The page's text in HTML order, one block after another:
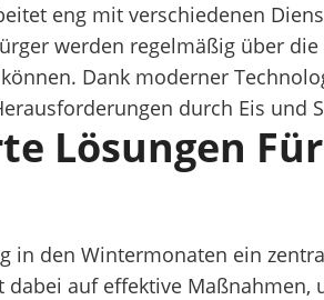
eng mit verschiedenen
werden regelmäßig über
Dank moderner
durch Eis und
Lösungen
in den Wintermonaten ein
auf effektive